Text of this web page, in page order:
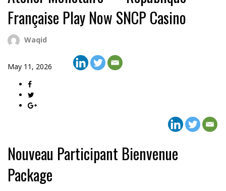
Française Play Now SNCP Casino
Waqid
May 11, 2026
Nouveau Participant Bienvenue
Package